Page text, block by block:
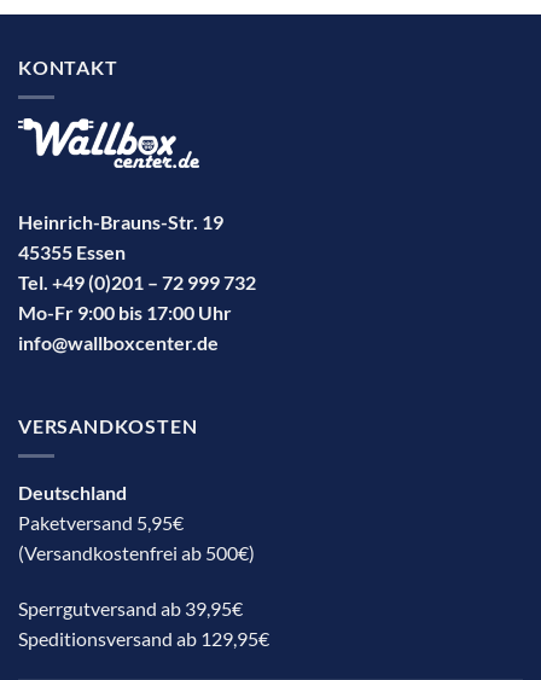
KONTAKT
Heinrich-Brauns-Str. 19
45355 Essen
Tel. +49 (0)201 – 72 999 732
Mo-Fr 9:00 bis 17:00 Uhr
info@wallboxcenter.de
VERSANDKOSTEN
Deutschland
Paketversand 5,95€
(Versandkostenfrei ab 500€)
Sperrgutversand ab 39,95€
Speditionsversand ab 129,95€